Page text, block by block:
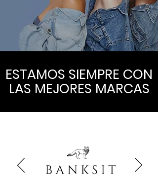
ESTAMOS SIEMPRE CON
LAS MEJORES MARCAS